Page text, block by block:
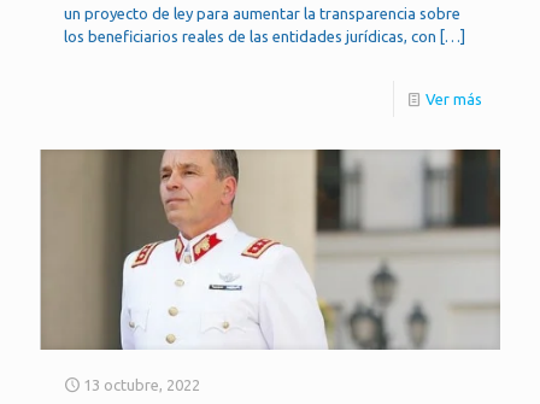
un proyecto de ley para aumentar la transparencia sobre
los beneficiarios reales de las entidades jurídicas, con […]
Ver más
13 octubre, 2022